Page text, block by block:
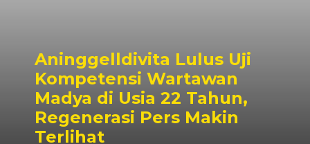
Aninggelldivita Lulus Uji
Kompetensi Wartawan
Madya di Usia 22 Tahun,
Regenerasi Pers Makin
Terlihat